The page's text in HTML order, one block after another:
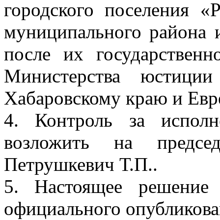
городского поселения
муниципального района
после их
Министерства
Хабаровскому краю и
4. Контроль за
возложить на
Петрушкевич Т.П..
5. Настоящее
официального